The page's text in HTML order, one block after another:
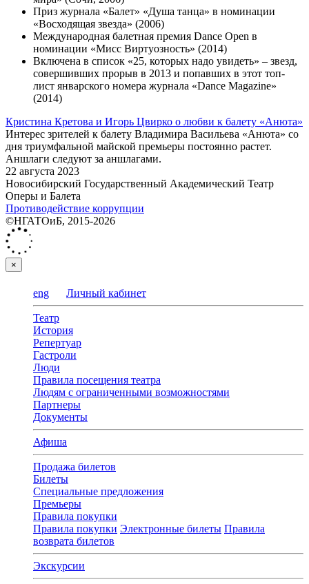
Приз журнала «Балет» «Душа танца» в номинации
«Восходящая звезда» (2006)
Международная балетная премия Dance Open в
номинации «Мисс Виртуозность» (2014)
Включена в список «25, которых надо увидеть» – звезд,
совершивших прорыв в 2013 и попавших в этот топ-
лист январского номера журнала «Dance Magazine»
(2014)
Кристина Кретова и Игорь Цвирко о любви к балету «Анюта»
Интерес зрителей к балету Владимира Васильева «Анюта» со
дня триумфальной майской премьеры постоянно растет.
Аншлаги следуют за аншлагами.
22 августа 2023
Новосибирский Государственный Академический Театр
Оперы и Балета
Противодействие коррупции
©НГАТОиБ, 2015-2026
×
eng Личный кабинет
Театр
История
Репертуар
Гастроли
Люди
Правила посещения театра
Людям с ограниченными возможностями
Партнеры
Документы
Афиша
Продажа билетов
Билеты
Специальные предложения
Премьеры
Правила покупки
Правила покупки Электронные билеты Правила
возврата билетов
Экскурсии